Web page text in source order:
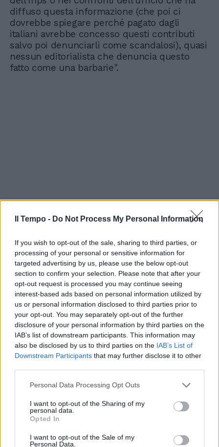
Il Tempo - Do Not Process My Personal Information
If you wish to opt-out of the sale, sharing to third parties, or
processing of your personal or sensitive information for
targeted advertising by us, please use the below opt-out
section to confirm your selection. Please note that after your
opt-out request is processed you may continue seeing
interest-based ads based on personal information utilized by
us or personal information disclosed to third parties prior to
your opt-out. You may separately opt-out of the further
disclosure of your personal information by third parties on the
IAB’s list of downstream participants. This information may
also be disclosed by us to third parties on the IAB’s List of
Downstream Participants that may further disclose it to other
Personal Data Processing Opt Outs
I want to opt-out of the Sharing of my
personal data.
Opted In
I want to opt-out of the Sale of my
Personal Data.
diffuso questa informazione (che poi ci
dovrebbe spiegare perché pagato dagli
italiani avrebbe concesso questi contributi
salvo poi denunciarli come scandalosi), quasi
nessun editorialista che denuncia questo
fatto come una barbarie".